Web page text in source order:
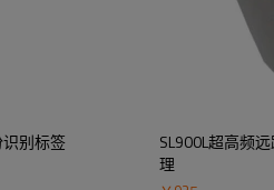
别标签
SL900L超高频
理